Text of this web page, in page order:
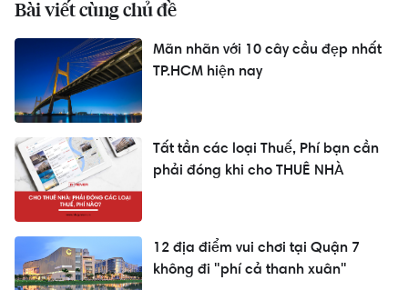
Bài viết cùng chủ đề
Mãn nhãn với 10 cây cầu đẹp nhất
TP.HCM hiện nay
Tất tần các loại Thuế, Phí bạn cần
phải đóng khi cho THUÊ NHÀ
12 địa điểm vui chơi tại Quận 7
không đi "phí cả thanh xuân"